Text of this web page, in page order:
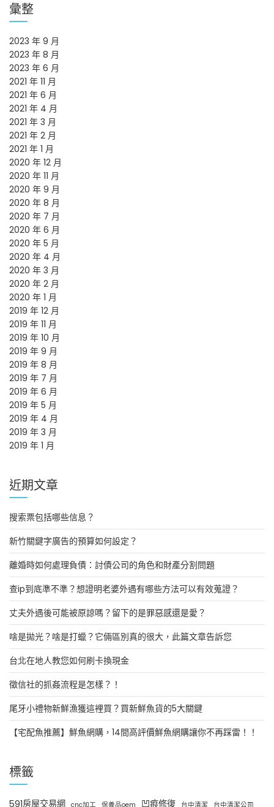
彙整
2023 年 9 月
2023 年 8 月
2023 年 6 月
2021 年 11 月
2021 年 6 月
2021 年 4 月
2021 年 3 月
2021 年 2 月
2021 年 1 月
2020 年 12 月
2020 年 11 月
2020 年 9 月
2020 年 8 月
2020 年 7 月
2020 年 6 月
2020 年 5 月
2020 年 4 月
2020 年 3 月
2020 年 2 月
2020 年 1 月
2019 年 12 月
2019 年 11 月
2019 年 10 月
2019 年 9 月
2019 年 8 月
2019 年 7 月
2019 年 6 月
2019 年 5 月
2019 年 4 月
2019 年 3 月
2019 年 1 月
近期文章
搜索票包括哪些信息？
新竹關鍵字廣告的預算如何設定？
離婚時如何處理負債：討債公司的角色和財產分割問題
查ip到底準不準？想證明老婆外遇有哪些方法可以有效蒐證？
丈夫外遇後可能被原諒嗎？留下的是罪惡感還是愛？
啥是拋光？啥是打蠟？它倆區別真的很大，此篇文章告訴您
台北在地人教您如何刷卡換現金
徵信社的抓姦流程是怎樣？！
尾牙小禮物新鮮漁獲這裡買？買新鮮魚貨的5大關鍵
【宅配魚推薦】鮮魚網購，14間高評價鮮魚網購讓你不再踩雷！！
標籤
591房屋交易網 cnc加工 保養品oem 凹痕修復 台中清潔
台中清潔公司